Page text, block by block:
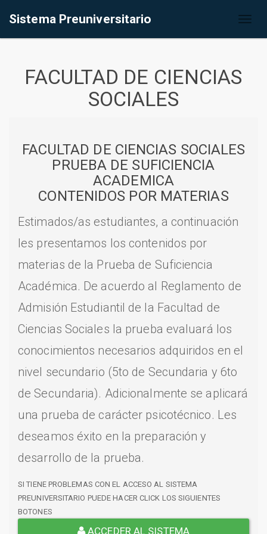
Sistema Preuniversitario
FACULTAD DE CIENCIAS
SOCIALES
FACULTAD DE CIENCIAS SOCIALES
PRUEBA DE SUFICIENCIA
ACADEMICA
CONTENIDOS POR MATERIAS
Estimados/as estudiantes, a continuación
les presentamos los contenidos por
materias de la Prueba de Suficiencia
Académica. De acuerdo al Reglamento de
Admisión Estudiantil de la Facultad de
Ciencias Sociales la prueba evaluará los
conocimientos necesarios adquiridos en el
nivel secundario (5to de Secundaria y 6to
de Secundaria). Adicionalmente se aplicará
una prueba de carácter psicotécnico. Les
deseamos éxito en la preparación y
desarrollo de la prueba.
SI TIENE PROBLEMAS CON EL ACCESO AL SISTEMA
PREUNIVERSITARIO PUEDE HACER CLICK LOS SIGUIENTES
BOTONES
ACCEDER AL SISTEMA